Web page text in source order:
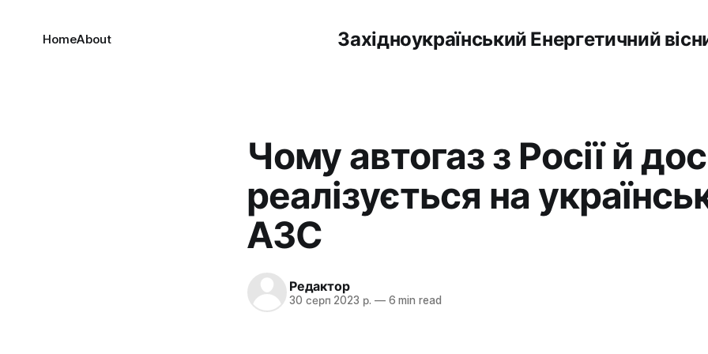
Західноукраїнський Енергетичний
HomeAbout
Чому автогаз з Росії й
реалізується на
АЗС
Редактор
30 серп 2023 р. —6 min read